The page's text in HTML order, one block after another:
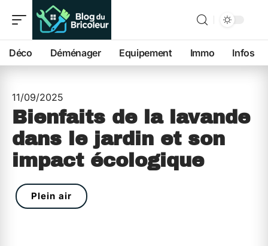
Déco Déménager Equipement Immo Infos
11/09/2025
Bienfaits de la lavande
dans le jardin et son
impact écologique
Plein air